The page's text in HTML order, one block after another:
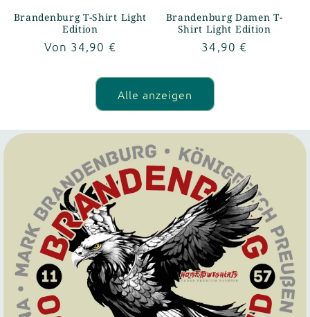
Brandenburg T-Shirt Light
Edition
Normaler
Von 34,90 €
Brandenburg Damen T-
Shirt Light Edition
Normaler
34,90 €
Alle anzeigen